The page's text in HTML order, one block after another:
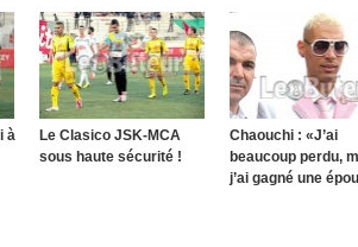
à
Le Clasico JSK-MCA
sous haute sécurité !
Chaouchi : «J’ai
beaucoup perdu,
j’ai gagné une